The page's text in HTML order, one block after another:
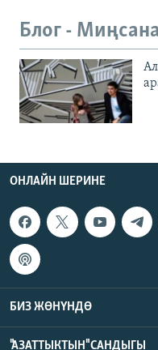
Блог -
ОНЛАЙН ШЕРИНЕ
БИЗ ЖӨНҮНДӨ
"АЗАТТЫКТЫН" САНДЫГЫ